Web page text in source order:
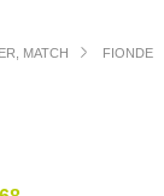
MATCH FIONDE